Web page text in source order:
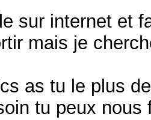
sur internet et
mais je
as tu le plus
tu peux